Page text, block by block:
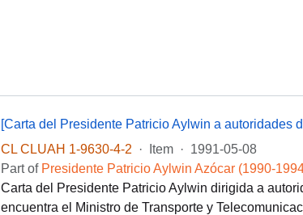
[Carta del Presidente Patricio Aylwin a autoridades
CL CLUAH 1-9630-4-2
· Item · 1991-05-08
Part of Presidente Patricio Aylwin Azócar (1990-
Carta del Presidente Patricio Aylwin dirigida a
encuentra el Ministro de Transporte y